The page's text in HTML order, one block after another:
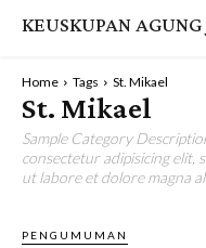
KEUSKUPAN AGUNG
Home Tags St. Mikael
St. Mikael
Sample Category
consectetur adipisicing elit,
ut labore et dolore magna
PENGUMUMAN